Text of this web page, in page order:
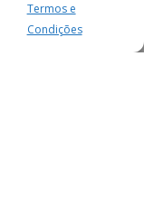
Termos e
Condições